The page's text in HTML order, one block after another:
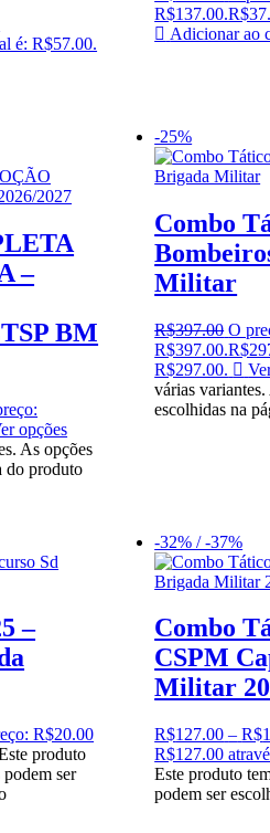
é: R$57.00.
R$137.00.R$
Adicionar ao
–
BM
opções
As opções
do produto
-25%
Combo
Militar
R$397.00 O
R$397.00.R$
R$297.00.
várias
escolhidas na
–
R$20.00
produto
ser
-32% / -37%
Combo
CSPM
Militar
R$127.00 – R$
R$127.00
Este produto
podem ser